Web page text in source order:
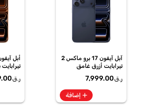
آبل آيفون 17 برو ماكس 2
تيرابايت أزرق غامق
ر.ق7,999.00
add إضافة
ر.ق